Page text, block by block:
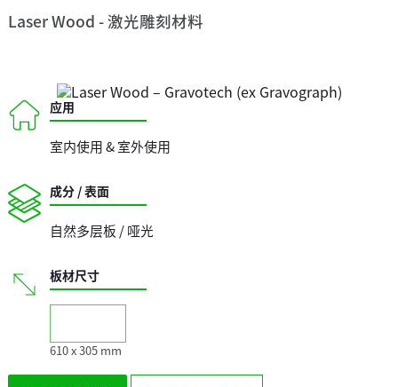
Laser Wood - 激光雕刻材料
应用
室内使用 & 室外使用
成分 / 表面
自然多层板 / 哑光
板材尺寸
610 x 305 mm